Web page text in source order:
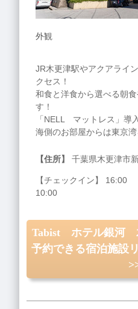
外観
JR木更津駅やアクアライ
クセス！
和食と洋食から選べる朝
す！
「NELL マットレス」導
海側のお部屋からは東京
【住所】 千葉県木更津市
【チェックイン】
10:00
Tabist ホテル銀河
予約できる宿泊施設